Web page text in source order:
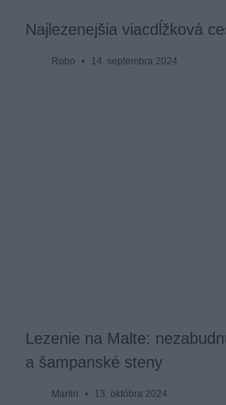
Najlezenejšia viacdĺžková
Robo 14. septembra 2024
Lezenie na Malte:
a šampanské steny
Martin 13. októbra 2024